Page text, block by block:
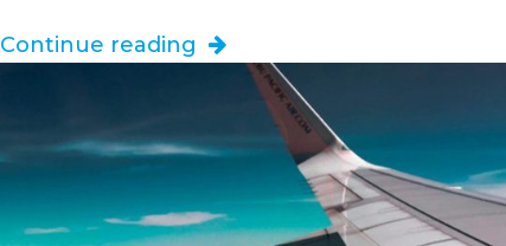
Continue reading